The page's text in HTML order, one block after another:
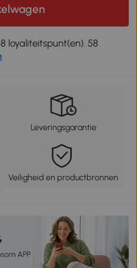
loyaliteitspunt(en). 58
Leveringsgarantie
Veiligheid en productbronnen